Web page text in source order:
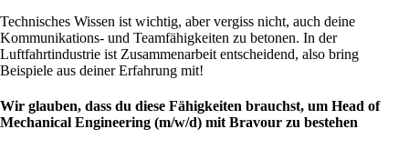
Technisches Wissen ist wichtig, aber vergiss nicht, auch deine
Kommunikations- und Teamfähigkeiten zu betonen. In der
Luftfahrtindustrie ist Zusammenarbeit entscheidend, also bring
Beispiele aus deiner Erfahrung mit!
Wir glauben, dass du diese Fähigkeiten brauchst, um Head of
Mechanical Engineering (m/w/d) mit Bravour zu bestehen